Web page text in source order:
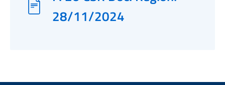
28/11/2024